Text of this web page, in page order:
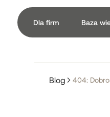
Dla firm Baza
Blog 404: